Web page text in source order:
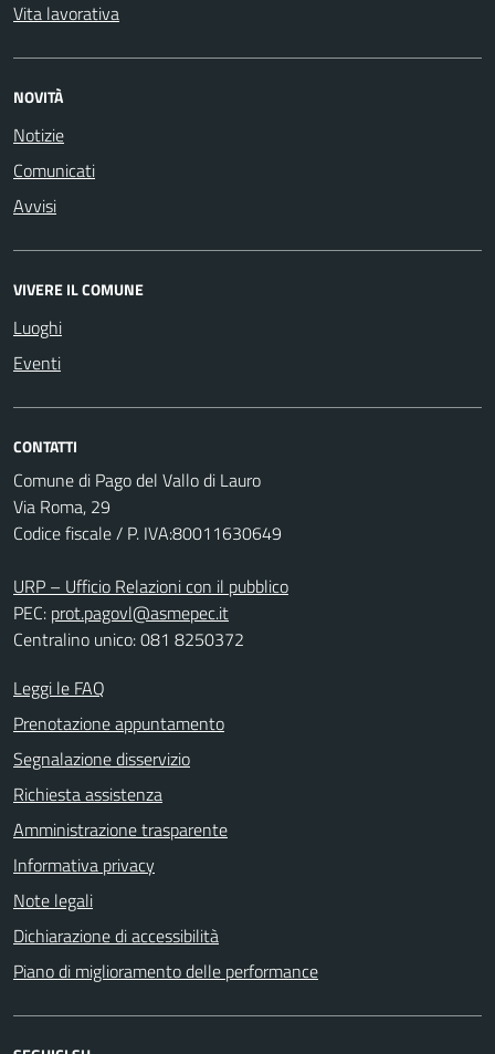
Vita lavorativa
NOVITÀ
Notizie
Comunicati
Avvisi
VIVERE IL COMUNE
Luoghi
Eventi
CONTATTI
Comune di Pago del Vallo di Lauro
Via Roma, 29
Codice fiscale / P. IVA:80011630649
URP – Ufficio Relazioni con il pubblico
PEC: prot.pagovl@asmepec.it
Centralino unico: 081 8250372
Leggi le FAQ
Prenotazione appuntamento
Segnalazione disservizio
Richiesta assistenza
Amministrazione trasparente
Informativa privacy
Note legali
Dichiarazione di accessibilità
Piano di miglioramento delle performance